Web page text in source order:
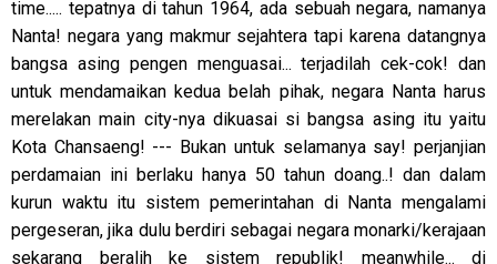
time..... tepatnya di tahun 1964, ada sebuah negara, namanya
Nanta! negara yang makmur sejahtera tapi karena datangnya
bangsa asing pengen menguasai... terjadilah cek-cok! dan
untuk mendamaikan kedua belah pihak, negara Nanta harus
merelakan main city-nya dikuasai si bangsa asing itu yaitu
Kota Chansaeng! --- Bukan untuk selamanya say! perjanjian
perdamaian ini berlaku hanya 50 tahun doang..! dan dalam
kurun waktu itu sistem pemerintahan di Nanta mengalami
pergeseran, jika dulu berdiri sebagai negara monarki/kerajaan
sekarang beralih ke sistem republik! meanwhile... di